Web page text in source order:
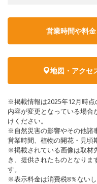
営業時間や料
地図・アクセ
※掲載情報は2025年12月時
内容が変更となっている場
けください。
※自然災害の影響やその他諸
営業時間、植物の開花・見頃
※掲載されている画像は取材
き、提供されたものとなり
す。
※表示料金は消費税8％ないし